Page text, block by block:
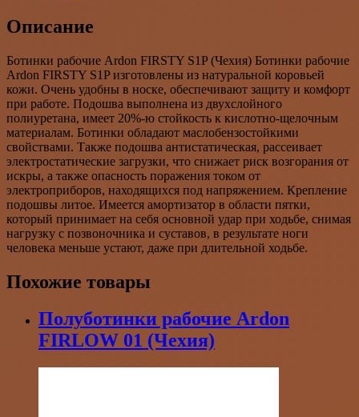
Описание
Ботинки рабочие Ardon FIRSTY S1P (Чехия) Ботинки рабочие
Ardon FIRSTY S1P изготовлены из натуральной коровьей
кожи. Очень удобны в носке, обеспечивают защиту и комфорт
при работе. Подошва выполнена из двухслойного
полиуретана, имеет 20%-ю стойкость к кислотно-щелочным
материалам. Ботинки обладают маслобензостойкими
свойствами. Также подошва антистатическая, рассеивает
электростатические загрузки, что снижает риск возгорания от
искры, а также опасность поражения током от
электроприборов, находящихся под напряжением. Крепление
подошвы литое. Имеется амортизатор в области пятки,
который принимает на себя основной удар при ходьбе, снимая
нагрузку с позвоночника и суставов, в результате ноги
человека меньше устают, даже при длительной ходьбе.
Похожие товары
Полуботинки рабочие Ardon
FIRLOW 01 (Чехия)